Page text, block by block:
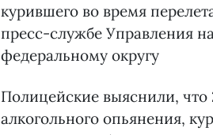
курившего во время
пресс-службе Управления
федеральному округу
Полицейские выяснили, что
алкогольного опьянения,